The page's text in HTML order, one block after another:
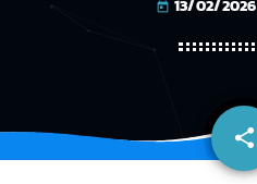
today 13/02/2026
share
email